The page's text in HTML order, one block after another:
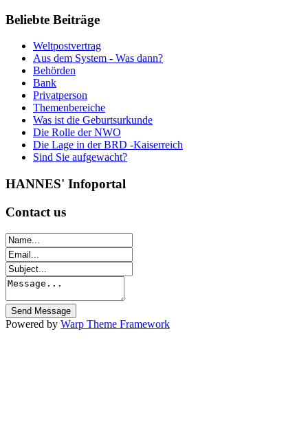
Beliebte Beiträge
Weltpostvertrag
Aus dem System - Was dann?
Behörden
Bank
Privatperson
Themenbereiche
Was ist die Geburtsurkunde
Die Rolle der NWO
Die Lage in der BRD -Kaiserreich
Sind Sie aufgewacht?
HANNES' Infoportal
Contact us
Powered by Warp Theme Framework